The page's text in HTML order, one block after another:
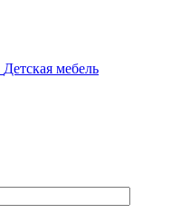
Детская мебель